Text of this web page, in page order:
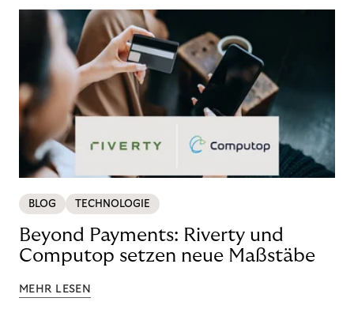
BLOG TECHNOLOGIE
Beyond Payments: Riverty und
Computop setzen neue Maßstäbe
MEHR LESEN